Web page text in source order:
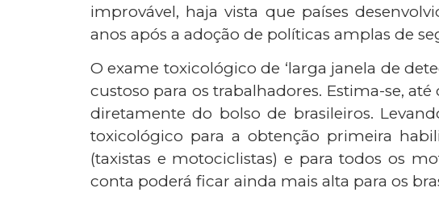
improvável, haja vista que países
anos após a adoção de políticas amplas de
O exame toxicológico de ‘larga janela de
custoso para os trabalhadores. Estima-se,
diretamente do bolso de brasileiros.
toxicológico para a obtenção primeira
(taxistas e motociclistas) e para todos os
conta poderá ficar ainda mais alta para os